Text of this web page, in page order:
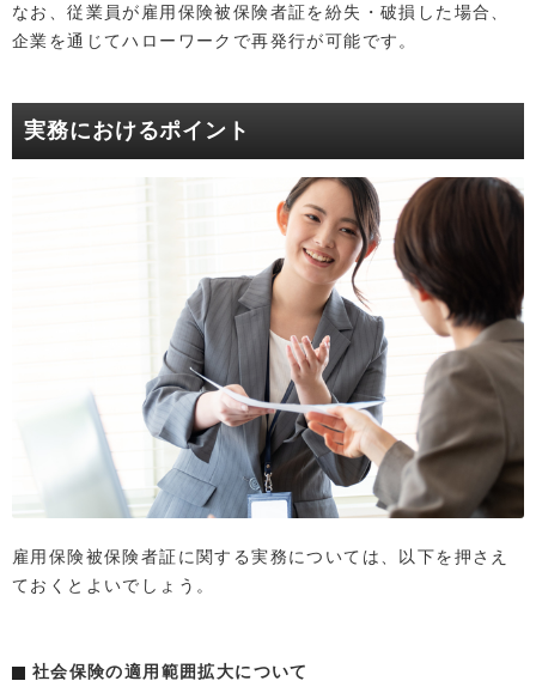
なお、従業員が雇用保険被保険者証を紛失・破損した場合、
企業を通じてハローワークで再発行が可能です。
実務におけるポイント
雇用保険被保険者証に関する実務については、以下を押さえ
ておくとよいでしょう。
社会保険の適用範囲拡大について